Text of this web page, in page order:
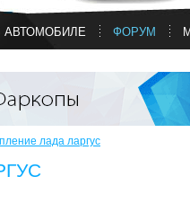
АВТОМОБИЛЕ ФОРУМ
лада ларгус